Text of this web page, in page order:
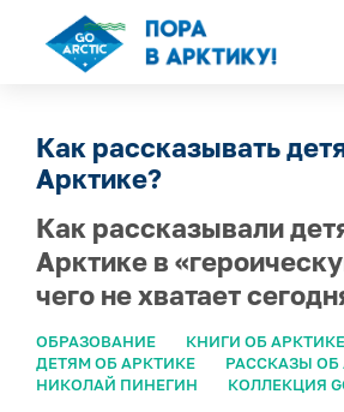
Как рассказывать
Арктике?
Как рассказывали
Арктике в
чего не хватает
ОБРАЗОВАНИЕ
КНИГИ ОБ АРКТИКЕ
ДЕТЯМ ОБ АРКТИКЕ
РАССКАЗЫ ОБ
НИКОЛАЙ ПИНЕГИН
КОЛЛЕКЦИЯ